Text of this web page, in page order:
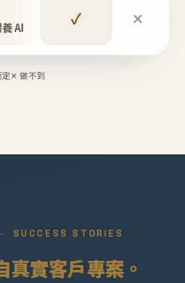
AI ✓ ✕
✕ 做不到
SUCCESS STORIES
真實客戶專案。